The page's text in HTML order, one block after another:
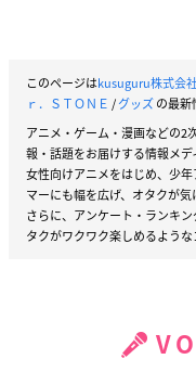
このページはkusuguru株式会
ｒ．ＳＴＯＮＥ /グッズの最新
アニメ・ゲーム・漫画などの2
報・話題をお届けする情報メデ
女性向けアニメをはじめ、少
マーにも幅を広げ、オタクが気
さらに、アンケート・ランキ
タクがワクワク楽しめるような